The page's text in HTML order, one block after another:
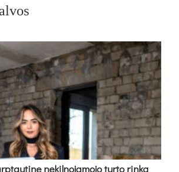
nekilnojamojo turto rinką